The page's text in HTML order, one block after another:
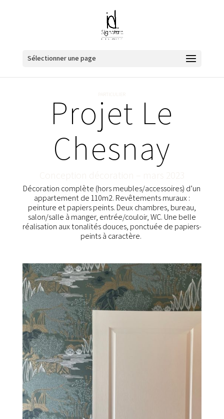
Sélectionner une page
Projet Le
Chesnay
Décoration complète (hors meubles/accessoires) d’un
appartement de 110m2. Revêtements muraux :
peinture et papiers peints. Deux chambres, bureau,
salon/salle à manger, entrée/couloir, WC. Une belle
réalisation aux tonalités douces, ponctuée de papiers-
peints à caractère.